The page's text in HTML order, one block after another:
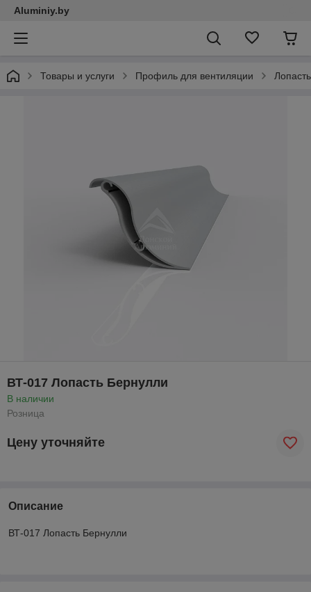
Aluminiy.by
Товары и услуги Профиль для вентиляции
ВТ-017 Лопасть Бернулли
В наличии
Розница
Цену уточняйте
Описание
ВТ-017 Лопасть Бернулли